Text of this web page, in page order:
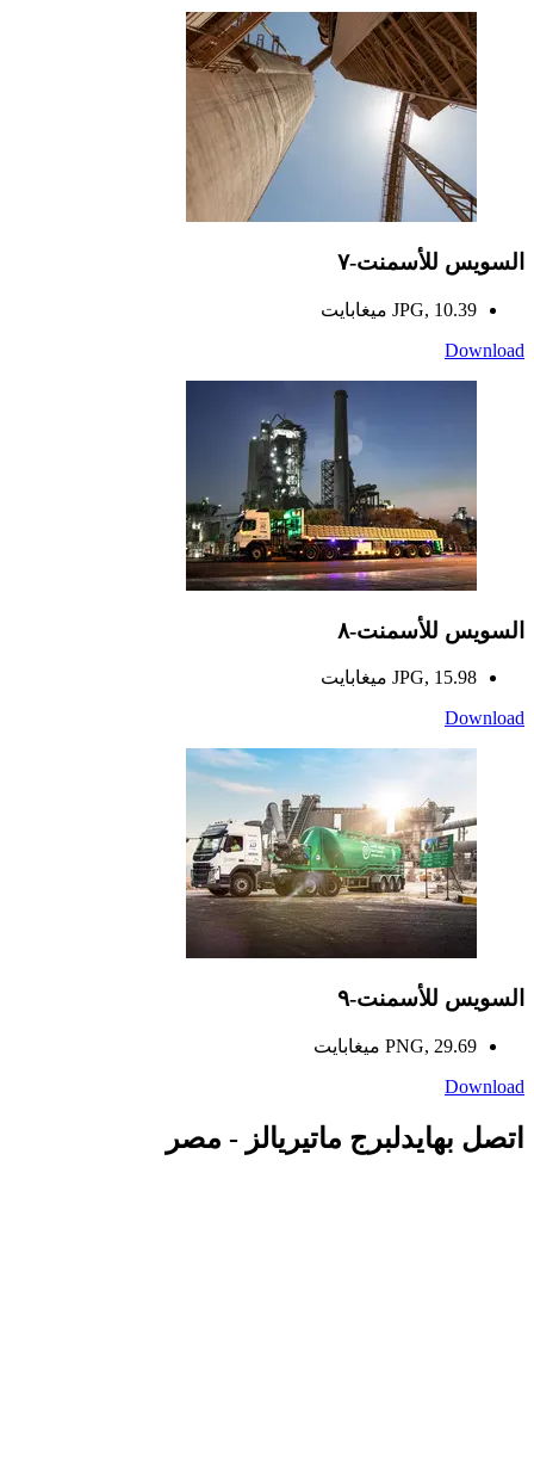
السويس للأسمنت-٧
JPG, 10.39 ميغابايت
Download
السويس للأسمنت-٨
JPG, 15.98 ميغابايت
Download
السويس للأسمنت-٩
PNG, 29.69 ميغابايت
Download
اتصل بهايدلبرج ماتيريالز - مصر